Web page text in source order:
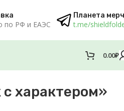
по РФ и ЕАЭС
Планета
t.me/
0.00₽
характером»